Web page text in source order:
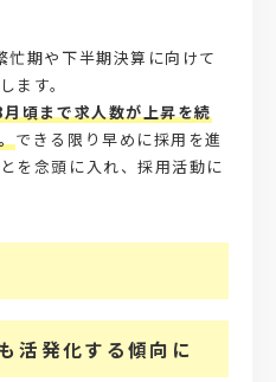
忙期や下半期決算に向けて
ます。
頃まで求人数が上昇を続
できる限り早めに採用を進
を念頭に入れ、採用活動に
活発化する傾向に